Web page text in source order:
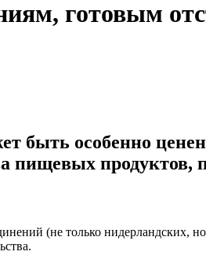
готовым
особенно
продуктов,
(не только нидерландских,